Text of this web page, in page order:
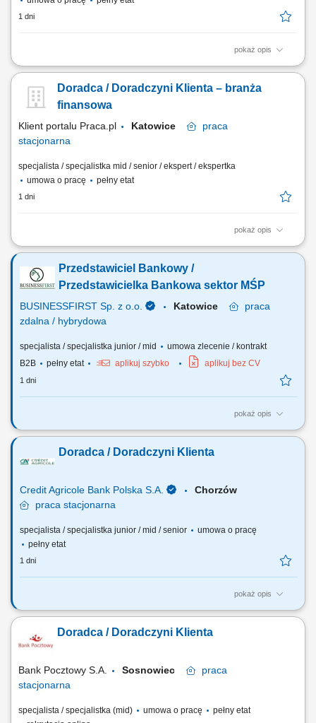
1 dni
pokaż opis
Aktywne pozyskiwanie klientów i budowanie z nimi długofalowych
odpowiednich rozwiązań finansowych. Sprzedaż produktów
bankowych, w tym funduszy inwestycyjnych. Operacyjna obsługa
Doradca / Doradczyni Klienta – branża
finansowa
Klient portalu Praca.pl Katowice
praca
stacjonarna
specjalista / specjalistka mid / senior / ekspert / ekspertka
umowa o pracę
pełny etat
1 dni
pokaż opis
Aktywne pozyskiwanie klientów i budowanie z nimi długofalowych
odpowiednich rozwiązań finansowych. Sprzedaż produktów
bankowych, w tym funduszy inwestycyjnych. Operacyjna obsługa
Przedstawiciel Bankowy /
Przedstawicielka Bankowa sektor MŚP
BUSINESSFIRST Sp. z o.o. Katowice
praca
zdalna / hybrydowa
specjalista / specjalistka junior / mid
umowa zlecenie / kontrakt
B2B
pełny etat aplikuj szybko aplikuj bez CV
1 dni
pokaż opis
Opis stanowiska Pozyskiwanie klientów biznesowych oraz sprzedaż
rachunki bankowe, faktoring i inne rozwiązania finansowe. Rozwój w
kierunku multidoradcy poprzez poszerzanie oferty produktowej dla
Doradca / Doradczyni Klienta
Credit Agricole Bank Polska S.A.
Chorzów
praca stacjonarna
specjalista / specjalistka junior / mid / senior
umowa o pracę
pełny etat
1 dni
pokaż opis
Jakie będą Twoje zadania: Pozyskiwanie nowych klientów oraz
finansowych do potrzeb klientów. Wsparcie klientów w bankowości
codziennej, internetowej i mobilnej. Aktywna sprzedaż produktów
Doradca / Doradczyni Klienta
Bank Pocztowy S.A. Sosnowiec
praca
stacjonarna
specjalista / specjalistka (mid) umowa o pracę
pełny etat